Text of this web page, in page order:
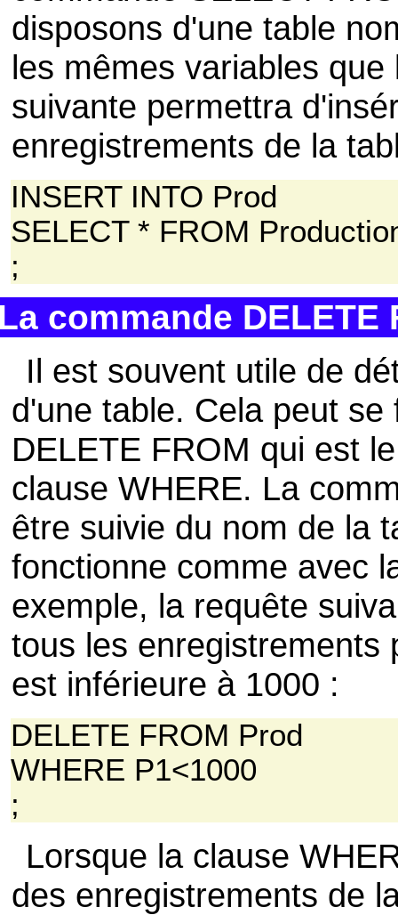
disposons d'une table
les mêmes variables
suivante permettra
enregistrements de la
INSERT INTO Prod
SELECT * FROM
;
commande DELETE
Il est souvent utile de
d'une table. Cela peut
DELETE FROM qui est
clause WHERE. La
être suivie du nom de la
fonctionne comme avec
exemple, la requête
tous les enregistrements
est inférieure à 1000 :
DELETE FROM Prod
WHERE P1<1000
;
Lorsque la clause
des enregistrements de